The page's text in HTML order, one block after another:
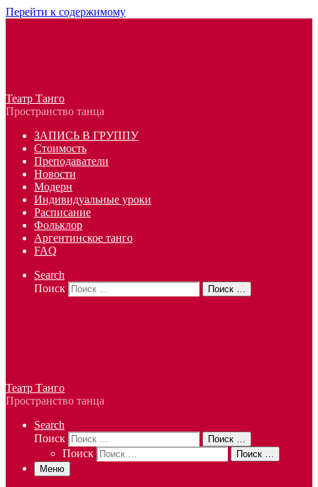
Перейти к содержимому
Театр Танго
Пространство танца
ЗАПИСЬ В ГРУППУ
Стоимость
Преподаватели
Новости
Модерн
Индивидуальные уроки
Расписание
Фольклор
Аргентинское танго
FAQ
Search
Поиск
Поиск …
Театр Танго
Пространство танца
Search
Поиск
Поиск …
Поиск
Поиск …
Меню